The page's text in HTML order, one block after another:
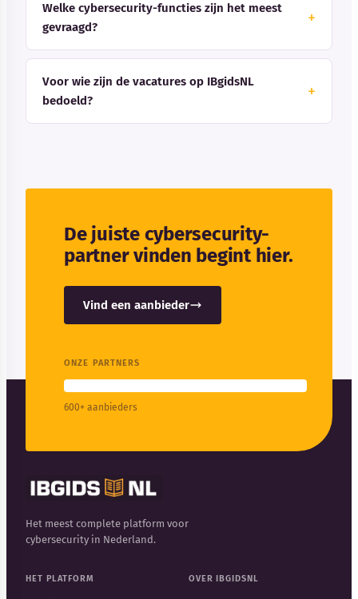
Welke cybersecurity-functies zijn het meest
gevraagd?
Voor wie zijn de vacatures op IBgidsNL
bedoeld?
De juiste cybersecurity-
partner vinden begint hier.
Vind een aanbieder
ONZE PARTNERS
600+ aanbieders
Het meest complete platform voor
cybersecurity in Nederland.
HET PLATFORM OVER IBGIDSNL